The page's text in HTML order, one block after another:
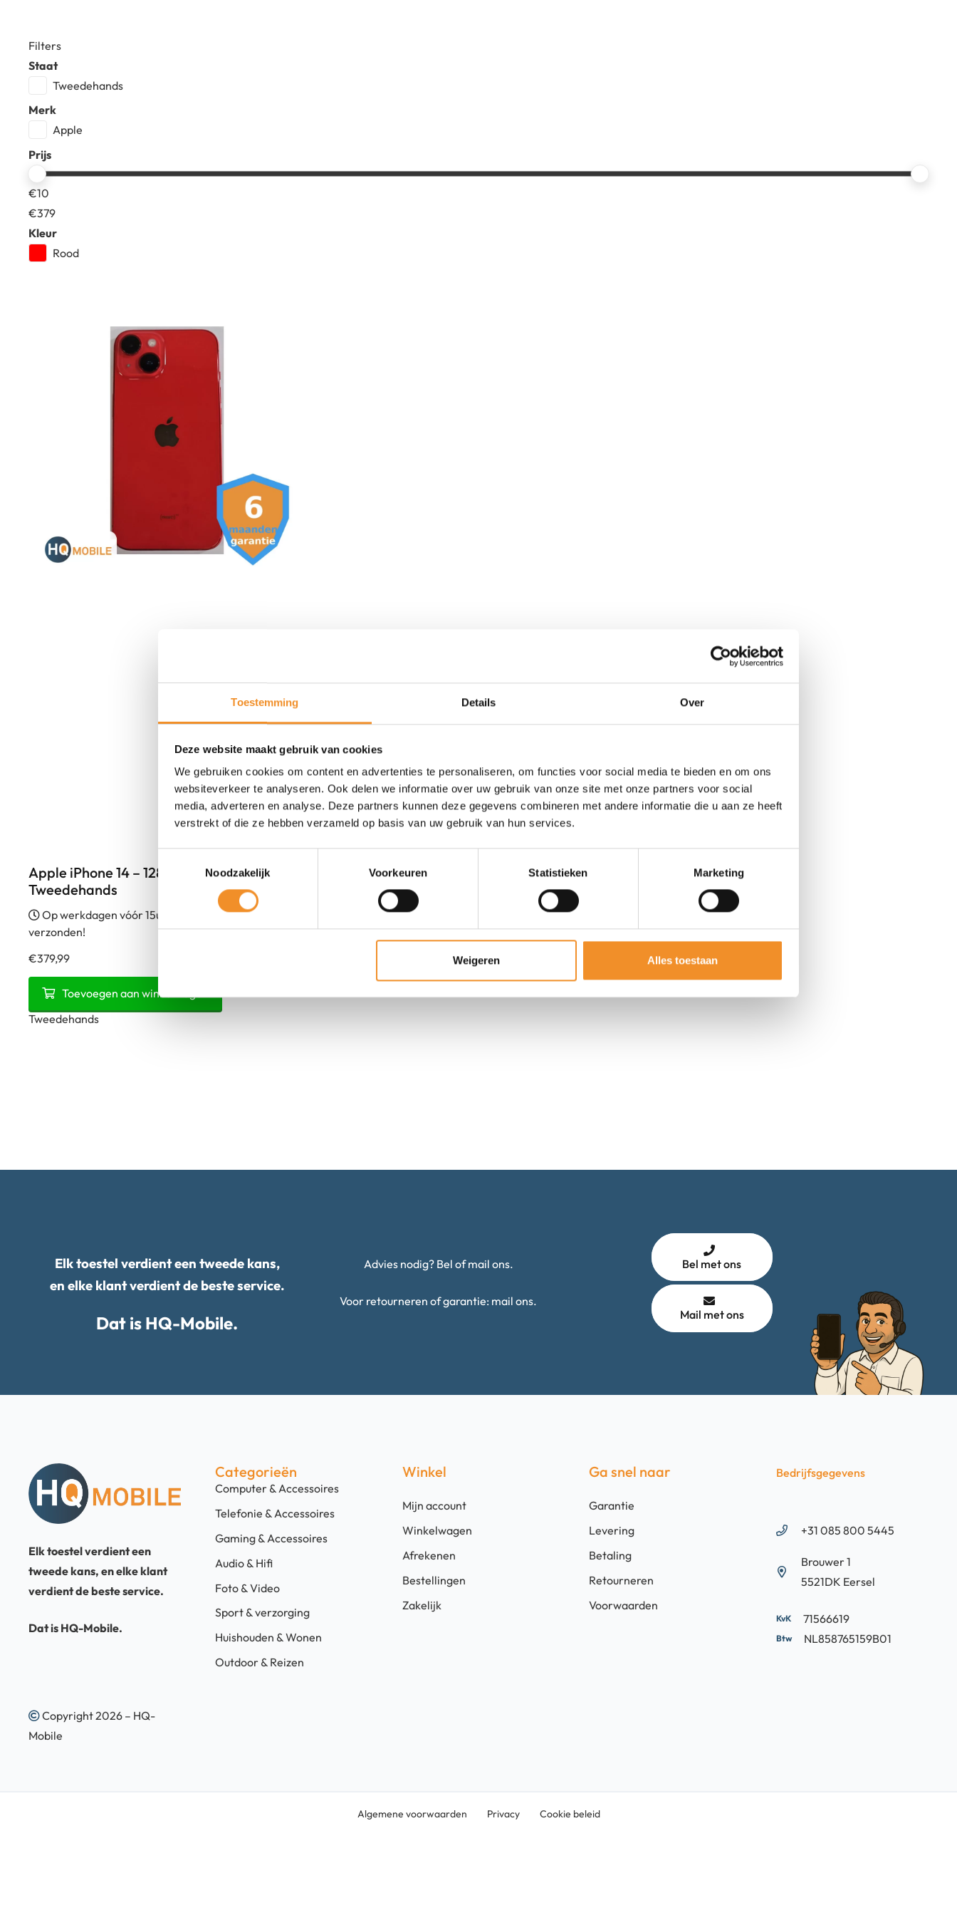
Toestemming Details Over
Deze website maakt gebruik van cookies
We gebruiken cookies om content en advertenties te personaliseren, om functies voor social media te bieden en om ons
websiteverkeer te analyseren. Ook delen we informatie over uw gebruik van onze site met onze partners voor social
media, adverteren en analyse. Deze partners kunnen deze gegevens combineren met andere informatie die u aan ze heeft
verstrekt of die ze hebben verzameld op basis van uw gebruik van hun services.
Noodzakelijk
Voorkeuren Statistieken Marketing
Weigeren Alles toestaan
Filters
Staat
Tweedehands
Merk
Apple
Prijs
€10
€379
Kleur
Rood
Apple iPhone 14 – 128GB – Rood – 83% |
Tweedehands
Op werkdagen vóór 15u besteld, vandaag
verzonden!
€379,99
Apple
iPhone
14
Toevoegen aan winkelwagen
Tweedehands
Elk toestel verdient een tweede kans,
en elke klant verdient de beste service.
Dat is HQ-Mobile.
Advies nodig? Bel of mail ons.
Voor retourneren of garantie: mail ons.
Bel met ons
Mail met ons
Elk toestel verdient een
tweede kans, en elke klant
verdient de beste service.
Dat is HQ-Mobile.
Copyright 2026 – HQ-
Mobile
Categorieën
Computer & Accessoires
Telefonie & Accessoires
Gaming & Accessoires
Audio & Hifi
Foto & Video
Sport & verzorging
Huishouden & Wonen
Outdoor & Reizen
Winkel
Mijn account
Winkelwagen
Afrekenen
Bestellingen
Zakelijk
Ga snel naar
Garantie
Levering
Betaling
Retourneren
Voorwaarden
Bedrijfsgegevens
+31 085 800 5445
Brouwer 1
5521DK Eersel
71566619
NL858765159B01
Algemene voorwaarden Privacy Cookie beleid